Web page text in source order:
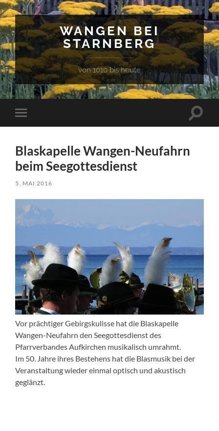
WANGEN BEI
STARNBERG
von 1010 bis heute
Mobile-
Menü
Blaskapelle Wangen-Neufahrn
beim Seegottesdienst
5. MAI 2016
Vor prächtiger Gebirgskulisse hat die Blaskapelle
Wangen-Neufahrn den Seegottesdienst des
Pfarrverbandes Aufkirchen musikalisch umrahmt.
Im 50. Jahre ihres Bestehens hat die Blasmusik bei der
Veranstaltung wieder einmal optisch und akustisch
geglänzt.